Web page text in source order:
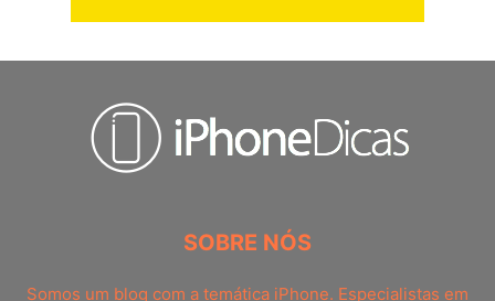
SOBRE NÓS
Somos um blog com a temática iPhone. Especialistas em